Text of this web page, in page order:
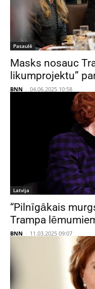
Pasaulē
Masks nosauc
likumprojektu”
BNN - 04.06.2025 10:58
Latvija
“Pilnīgākais
Trampa
BNN - 11.03.2025 09:07